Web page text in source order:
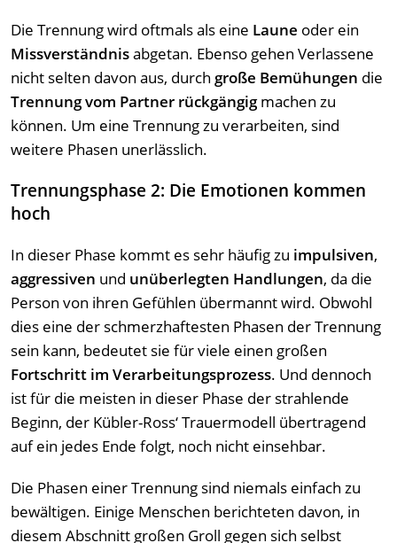
Die Trennung wird oftmals als eine Laune oder ein
Missverständnisabgetan. Ebenso gehen Verlassene
nicht selten davon aus, durch große Bemühungen die
Trennung vom Partner rückgängigmachen zu
können. Um eine Trennung zu verarbeiten, sind
weitere Phasen unerlässlich.
Trennungsphase 2: Die Emotionen kommen
hoch
In dieser Phase kommt es sehr häufig zu impulsiven,
aggressiven und unüberlegten Handlungen, da die
Person von ihren Gefühlen übermannt wird. Obwohl
dies eine der schmerzhaftesten Phasen der Trennung
sein kann, bedeutet sie für viele einen großen
Fortschritt im Verarbeitungsprozess. Und dennoch
ist für die meisten in dieser Phase der strahlende
Beginn, der Kübler-Ross‘ Trauermodell übertragend
auf ein jedes Ende folgt, noch nicht einsehbar.
Die Phasen einer Trennung sind niemals einfach zu
bewältigen. Einige Menschen berichteten davon, in
diesem Abschnitt großen Groll gegen sich selbst